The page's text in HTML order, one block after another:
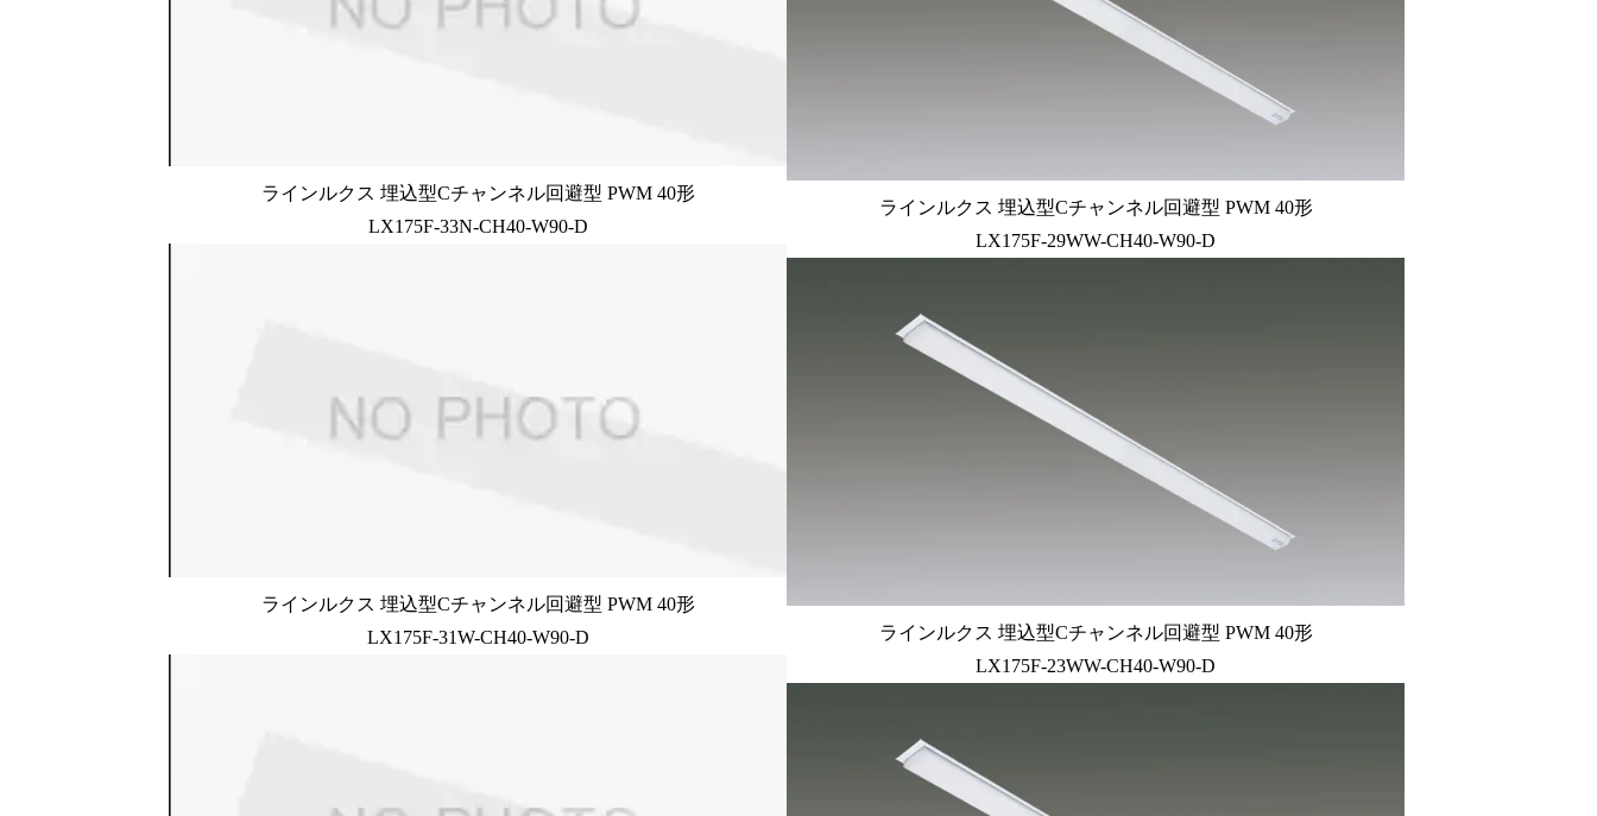
ラインルクス 埋込型Cチャンネル回避型 PWM 40形
LX175F-33N-CH40-W90-D
ラインルクス 埋込型Cチャンネル回避型 PWM 40形
LX175F-31W-CH40-W90-D
ラインルクス 埋込型Cチャンネル回避型 PWM 40形
LX175F-29WW-CH40-W90-D
ラインルクス 埋込型Cチャンネル回避型 PWM 40形
LX175F-23WW-CH40-W90-D